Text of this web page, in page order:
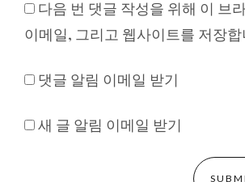
다음 번 댓글 작성을 위해 이 브
이메일, 그리고 웹사이트를 저장합
댓글 알림 이메일 받기
새 글 알림 이메일 받기